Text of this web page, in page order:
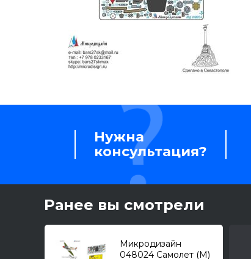
Нужна
консультация?
Ранее вы смотрели
Микродизайн
048024 Самолет (М)